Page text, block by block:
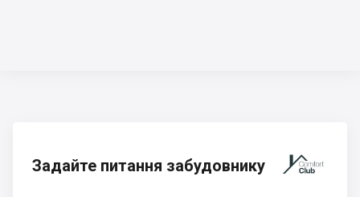
Задайте питання забудовнику